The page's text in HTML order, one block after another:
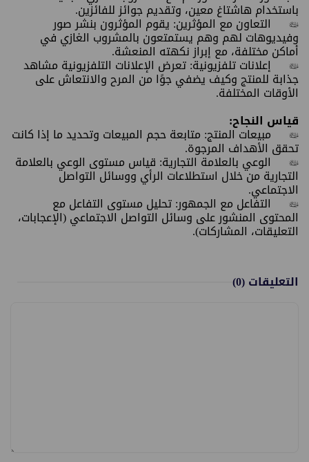
باستخدام هاشتاغ معين، وتقديم جوائز للفائزين.
• التعاون مع المؤثرين: يقوم المؤثرون بنشر صور
وفيديوهات لهم وهم يستمتعون بالمشروب الغازي في
أماكن مختلفة، مع إبراز نكهته المنعشة.
• إعلانات تلفزيونية: تعرض الإعلانات التلفزيونية مشاهد
جذابة للمنتج وكيف يضفي جوًا من المرح والانتعاش على
الأوقات المختلفة.
قياس النجاح:
• مبيعات المنتج: متابعة حجم المبيعات وتحديد ما إذا كانت
تحقق الأهداف المرجوة.
• الوعي بالعلامة التجارية: قياس مستوى الوعي بالعلامة
التجارية من خلال استطلاعات الرأي ووسائل التواصل
الاجتماعي.
• التفاعل مع الجمهور: تحليل مستوى التفاعل مع
المحتوى المنشور على وسائل التواصل الاجتماعي (الإعجابات،
التعليقات، المشاركات).
التعليقات(0)